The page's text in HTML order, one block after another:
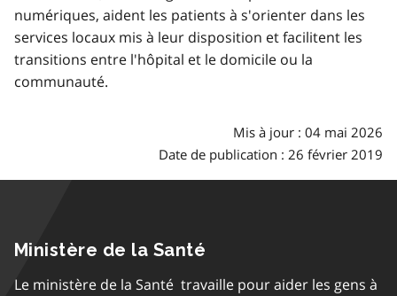
numériques, aident les patients à s'orienter dans les
services locaux mis à leur disposition et facilitent les
transitions entre l'hôpital et le domicile ou la
communauté.
Mis à jour : 04 mai 2026
Date de publication : 26 février 2019
Ministère de la Santé
Le ministère de la Santé travaille pour aider les gens à